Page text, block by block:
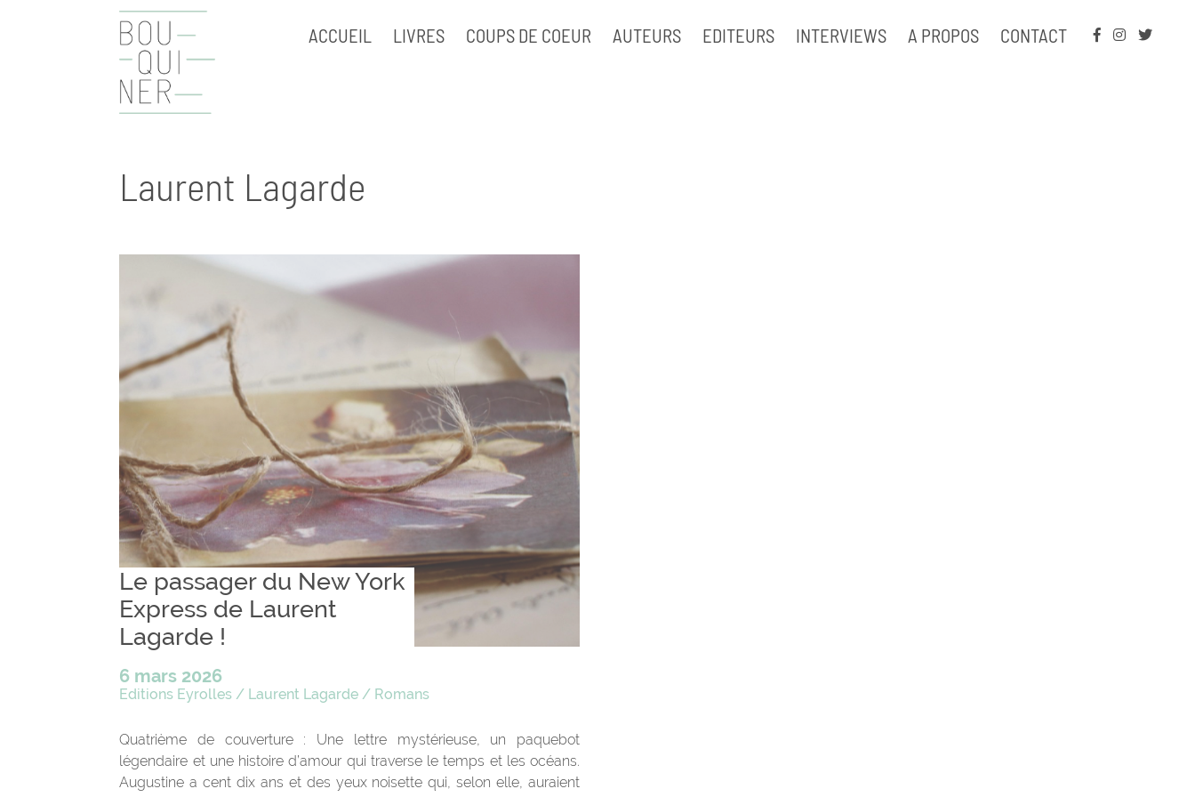
ACCUEIL LIVRES COUPS DE COEUR AUTEURS EDITEURS INTERVIEWS A PROPOS CONTACT
Laurent Lagarde
Le passager du New York
Express de Laurent
Lagarde !
6 mars 2026
Editions Eyrolles / Laurent Lagarde / Romans
Quatrième de couverture : Une lettre mystérieuse, un paquebot
légendaire et une histoire d’amour qui traverse le temps et les océans.
Augustine a cent dix ans et des yeux noisette qui, selon elle, auraient